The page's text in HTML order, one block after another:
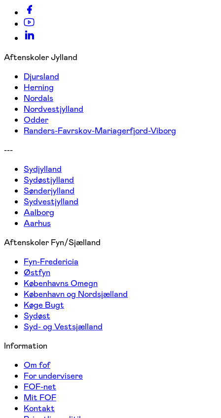
Aftenskoler Jylland
Djursland
Herning
Nordals
Nordvestjylland
Odder
Randers-Favrskov-Mariagerfjord-Viborg
---
Sydjylland
Sydøstjylland
Sønderjylland
Sydvestjylland
Aalborg
Aarhus
Aftenskoler Fyn/Sjælland
Fyn-Fredericia
Østfyn
Københavns Omegn
København og Nordsjælland
Køge Bugt
Sydøst
Syd- og Vestsjælland
Information
Om fof
For undervisere
FOF-net
Mit FOF
Kontakt